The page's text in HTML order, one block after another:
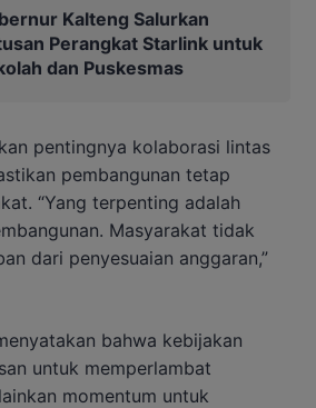
Kalteng Salurkan
Perangkat Starlink untuk
dan Puskesmas
pentingnya kolaborasi lintas
pembangunan tetap
“Yang terpenting adalah
Masyarakat tidak
dari penyesuaian anggaran,”
bahwa kebijakan
untuk memperlambat
momentum untuk